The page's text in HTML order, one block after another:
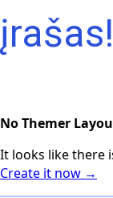
įrašas!
No Themer
It looks like there
Create it now →